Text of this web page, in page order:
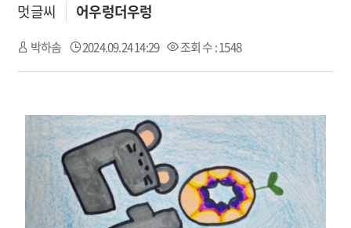
멋글씨 어우렁더우렁
박하솜 2024.09.24 14:29 조회 수 : 1548